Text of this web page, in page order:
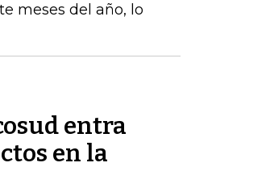
meses del año, lo
entra
en la